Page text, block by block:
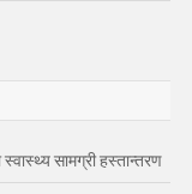
स्वास्थ्य सामग्री हस्तान्तरण